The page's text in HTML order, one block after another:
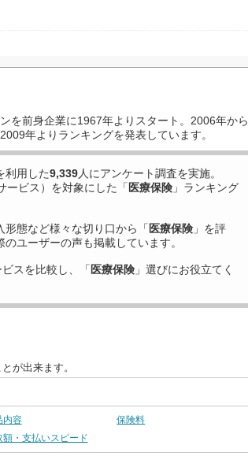
を前身企業に1967年よりスタート。2006年から
年よりランキングを発表しています。
利用した9,339人にアンケート調査を実施。
ービス）を対象にした「 医療保険 」ランキング
態など様々な切り口から「 医療保険 」を評
ユーザーの声も掲載しています。
スを比較し、「 医療保険 」選びにお役立てく
が出来ます。
内容
保険料
額・支払いスピード